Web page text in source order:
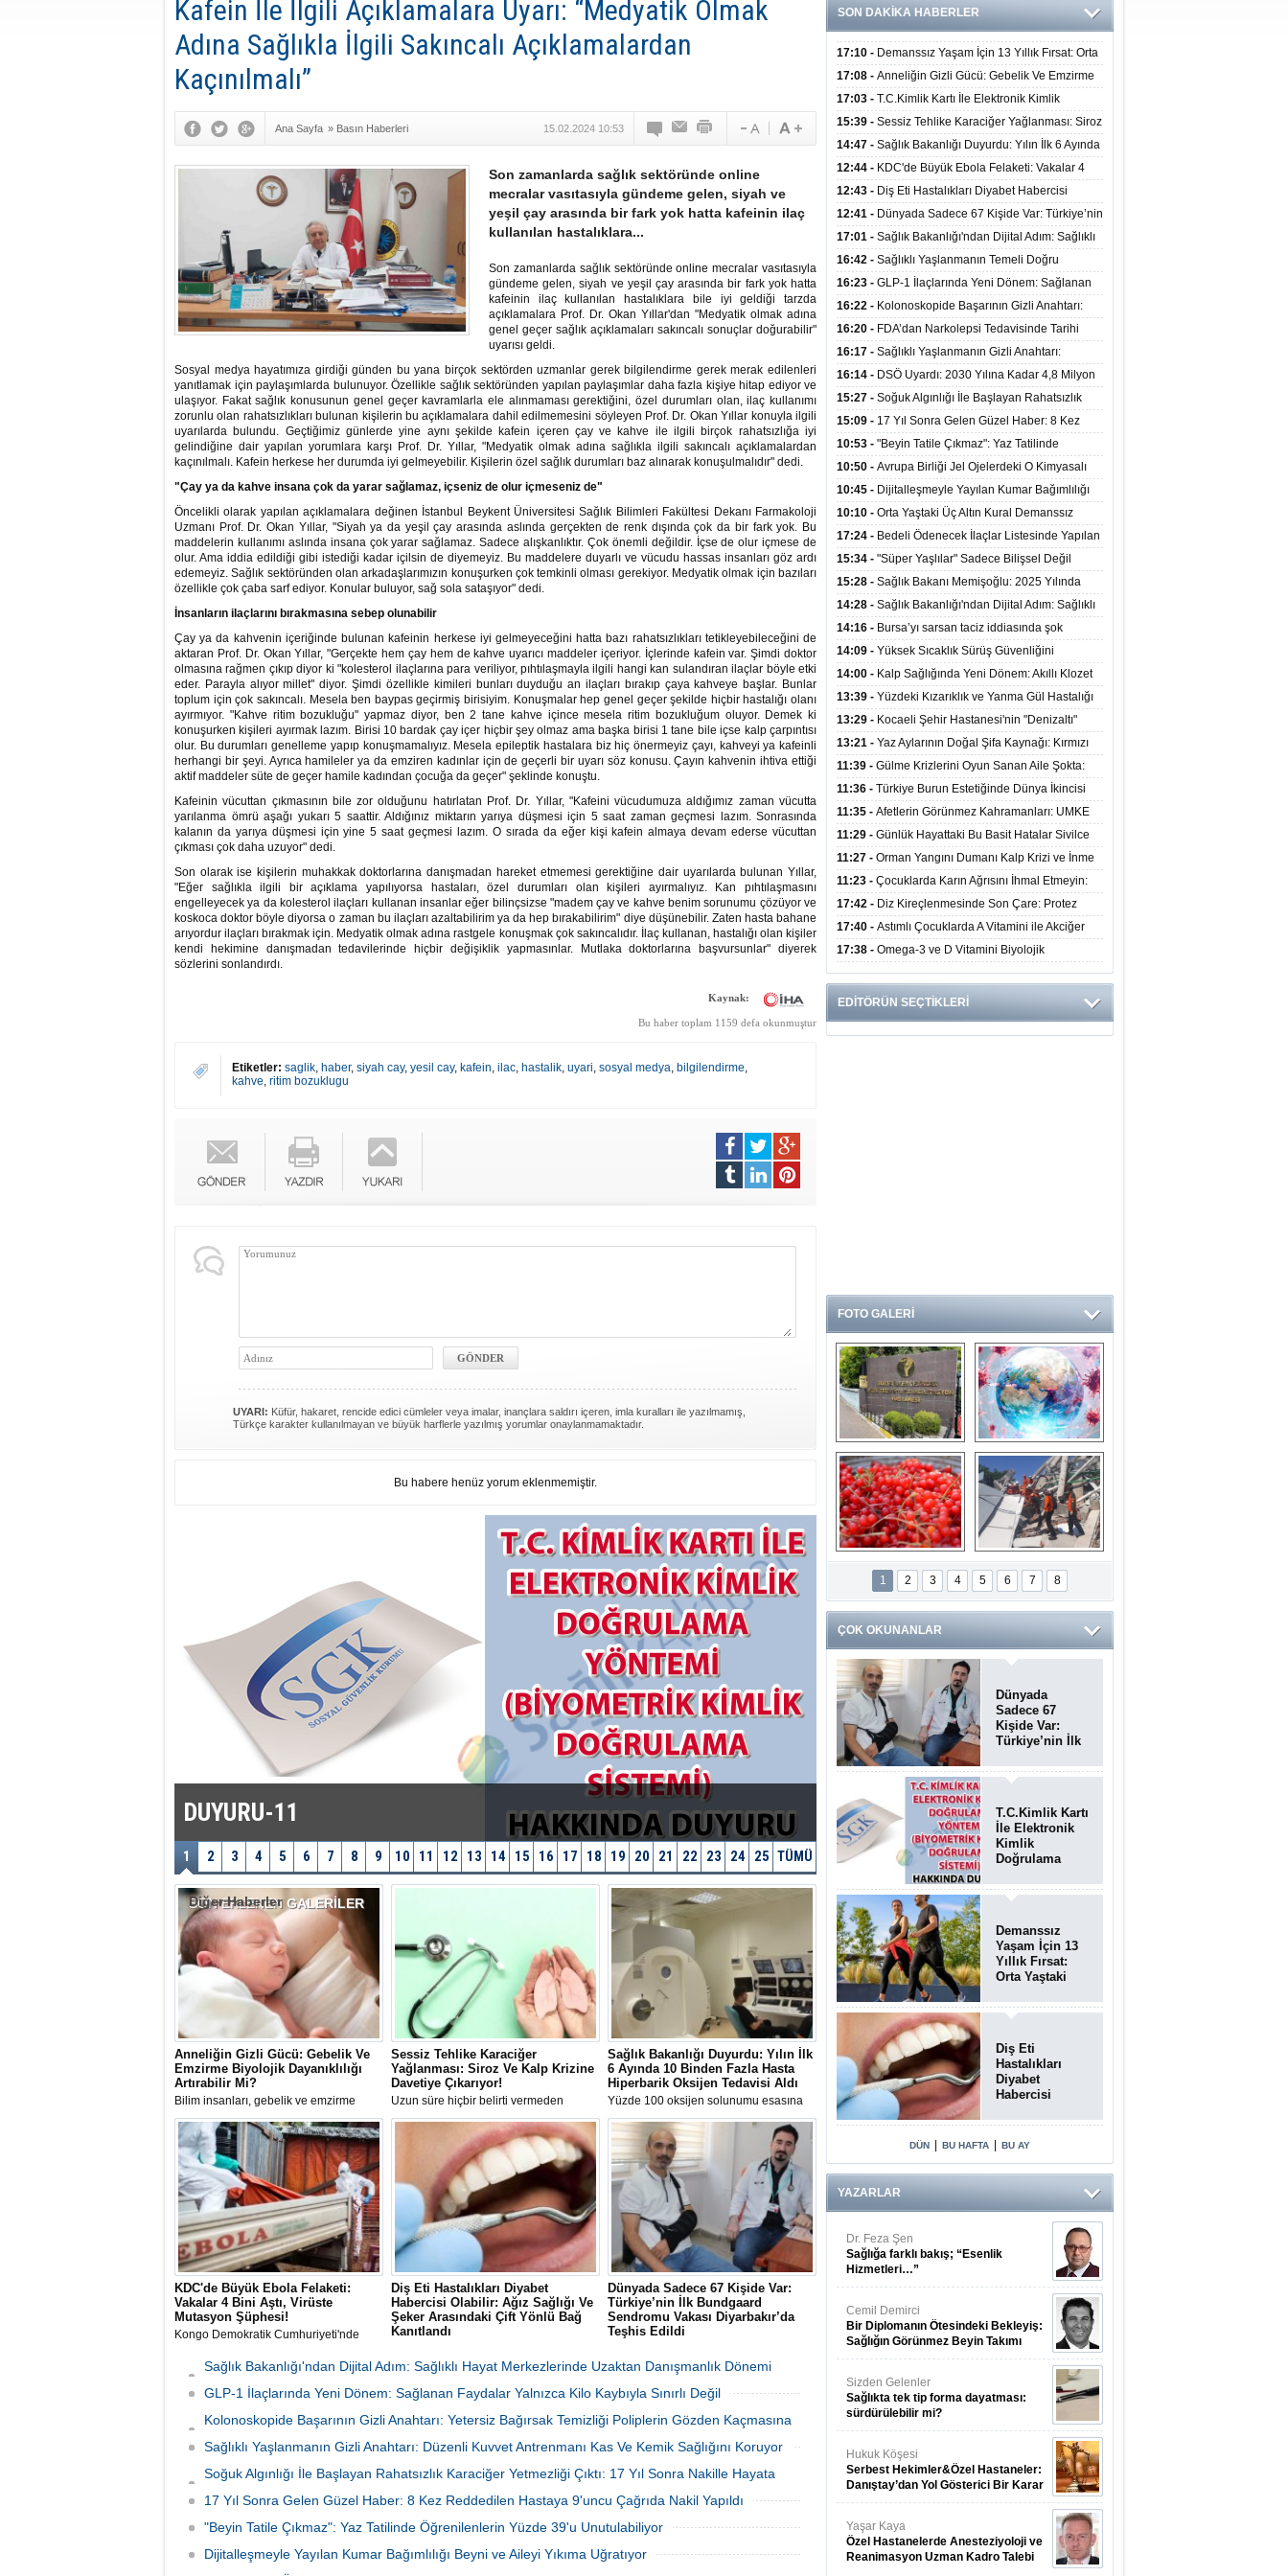
Kafein İle İlgili Açıklamalara Uyarı: “Medyatik Olmak
Adına Sağlıkla İlgili Sakıncalı Açıklamalardan
Kaçınılmalı”
Ana Sayfa » Basın Haberleri 15.02.2024 10:53
Son zamanlarda sağlık sektöründe online
mecralar vasıtasıyla gündeme gelen, siyah ve
yeşil çay arasında bir fark yok hatta kafeinin ilaç
kullanılan hastalıklara...
Son zamanlarda sağlık sektöründe online mecralar vasıtasıyla
gündeme gelen, siyah ve yeşil çay arasında bir fark yok hatta
kafeinin ilaç kullanılan hastalıklara bile iyi geldiği tarzda
açıklamalara Prof. Dr. Okan Yıllar'dan "Medyatik olmak adına
genel geçer sağlık açıklamaları sakıncalı sonuçlar doğurabilir"
uyarısı geldi.
Sosyal medya hayatımıza girdiği günden bu yana birçok sektörden uzmanlar gerek bilgilendirme gerek merak edilenleri
yanıtlamak için paylaşımlarda bulunuyor. Özellikle sağlık sektöründen yapılan paylaşımlar daha fazla kişiye hitap ediyor ve
ulaşıyor. Fakat sağlık konusunun genel geçer kavramlarla ele alınmaması gerektiğini, özel durumları olan, ilaç kullanımı
zorunlu olan rahatsızlıkları bulunan kişilerin bu açıklamalara dahil edilmemesini söyleyen Prof. Dr. Okan Yıllar konuyla ilgili
uyarılarda bulundu. Geçtiğimiz günlerde yine aynı şekilde kafein içeren çay ve kahve ile ilgili birçok rahatsızlığa iyi
gelindiğine dair yapılan yorumlara karşı Prof. Dr. Yıllar, "Medyatik olmak adına sağlıkla ilgili sakıncalı açıklamalardan
kaçınılmalı. Kafein herkese her durumda iyi gelmeyebilir. Kişilerin özel sağlık durumları baz alınarak konuşulmalıdır" dedi.
"Çay ya da kahve insana çok da yarar sağlamaz, içseniz de olur içmeseniz de"
Öncelikli olarak yapılan açıklamalara değinen İstanbul Beykent Üniversitesi Sağlık Bilimleri Fakültesi Dekanı Farmakoloji
Uzmanı Prof. Dr. Okan Yıllar, "Siyah ya da yeşil çay arasında aslında gerçekten de renk dışında çok da bir fark yok. Bu
maddelerin kullanımı aslında insana çok yarar sağlamaz. Sadece alışkanlıktır. Çok önemli değildir. İçse de olur içmese de
olur. Ama iddia edildiği gibi istediği kadar içilsin de diyemeyiz. Bu maddelere duyarlı ve vücudu hassas insanları göz ardı
edemeyiz. Sağlık sektöründen olan arkadaşlarımızın konuşurken çok temkinli olması gerekiyor. Medyatik olmak için bazıları
özellikle çok çaba sarf ediyor. Konular buluyor, sağ sola sataşıyor" dedi.
İnsanların ilaçlarını bırakmasına sebep olunabilir
Çay ya da kahvenin içeriğinde bulunan kafeinin herkese iyi gelmeyeceğini hatta bazı rahatsızlıkları tetikleyebileceğini de
aktaran Prof. Dr. Okan Yıllar, "Gerçekte hem çay hem de kahve uyarıcı maddeler içeriyor. İçlerinde kafein var. Şimdi doktor
olmasına rağmen çıkıp diyor ki "kolesterol ilaçlarına para veriliyor, pıhtılaşmayla ilgili hangi kan sulandıran ilaçlar böyle etki
eder. Parayla alıyor millet" diyor. Şimdi özellikle kimileri bunları duyduğu an ilaçları bırakıp çaya kahveye başlar. Bunlar
toplum için çok sakıncalı. Mesela ben baypas geçirmiş birisiyim. Konuşmalar hep genel geçer şekilde hiçbir hastalığı olanı
ayırmıyor. "Kahve ritim bozukluğu" yapmaz diyor, ben 2 tane kahve içince mesela ritim bozukluğum oluyor. Demek ki
konuşurken kişileri ayırmak lazım. Birisi 10 bardak çay içer hiçbir şey olmaz ama başka birisi 1 tane bile içse kalp çarpıntısı
olur. Bu durumları genelleme yapıp konuşmamalıyız. Mesela epileptik hastalara biz hiç önermeyiz çayı, kahveyi ya kafeinli
herhangi bir şeyi. Ayrıca hamileler ya da emziren kadınlar için de geçerli bir uyarı söz konusu. Çayın kahvenin ihtiva ettiği
aktif maddeler süte de geçer hamile kadından çocuğa da geçer" şeklinde konuştu.
Kafeinin vücuttan çıkmasının bile zor olduğunu hatırlatan Prof. Dr. Yıllar, "Kafeini vücudumuza aldığımız zaman vücutta
yarılanma ömrü aşağı yukarı 5 saattir. Aldığınız miktarın yarıya düşmesi için 5 saat zaman geçmesi lazım. Sonrasında
kalanın da yarıya düşmesi için yine 5 saat geçmesi lazım. O sırada da eğer kişi kafein almaya devam ederse vücuttan
çıkması çok daha uzuyor" dedi.
Son olarak ise kişilerin muhakkak doktorlarına danışmadan hareket etmemesi gerektiğine dair uyarılarda bulunan Yıllar,
"Eğer sağlıkla ilgili bir açıklama yapılıyorsa hastaları, özel durumları olan kişileri ayırmalıyız. Kan pıhtılaşmasını
engelleyecek ya da kolesterol ilaçları kullanan insanlar eğer bilinçsizse "madem çay ve kahve benim sorunumu çözüyor ve
koskoca doktor böyle diyorsa o zaman bu ilaçları azaltabilirim ya da hep bırakabilirim" diye düşünebilir. Zaten hasta bahane
arıyordur ilaçları bırakmak için. Medyatik olmak adına rastgele konuşmak çok sakıncalıdır. İlaç kullanan, hastalığı olan kişiler
kendi hekimine danışmadan tedavilerinde hiçbir değişiklik yapmasınlar. Mutlaka doktorlarına başvursunlar" diyerek
sözlerini sonlandırdı.
Kaynak:
Bu haber toplam 1159 defa okunmuştur
Etiketler: saglik, haber, siyah cay, yesil cay, kafein, ilac, hastalik, uyari, sosyal medya, bilgilendirme,
kahve, ritim bozuklugu
UYARI: Küfür, hakaret, rencide edici cümleler veya imalar, inançlara saldırı içeren, imla kuralları ile yazılmamış,
Türkçe karakter kullanılmayan ve büyük harflerle yazılmış yorumlar onaylanmamaktadır.
Bu habere henüz yorum eklenmemiştir.
DUYURU-11
1 2 3 4 5 6 7 8 9 10 11 12 13 14 15 16 17 18 19 20 21 22 23 24 25 TÜMÜ
SON EKLENEN GALERİLER
Diğer Haberler
Anneliğin Gizli Gücü: Gebelik Ve
Emzirme Biyolojik Dayanıklılığı
Artırabilir Mi?
Bilim insanları, gebelik ve emzirme
dönemindeki hormonal değişimlerin
kadınların uzun vadeli sağlığı ve
biyolojik dayanıklılığı üzerinde koruyucu
etkiler yaratabileceğini öne süren yeni
bir teori geliştirdi.
Sessiz Tehlike Karaciğer
Yağlanması: Siroz Ve Kalp Krizine
Davetiye Çıkarıyor!
Uzun süre hiçbir belirti vermeden
ilerleyen karaciğer yağlanmasına karşı
uyarılarda bulunan Gastroenteroloji
Uzmanı Prof. Dr. Bülent Yıldırım, hastalık
hakkındaki 10 kritik yanlışı tek tek
Sağlık Bakanlığı Duyurdu: Yılın İlk
6 Ayında 10 Binden Fazla Hasta
Hiperbarik Oksijen Tedavisi Aldı
Yüzde 100 oksijen solunumu esasına
dayanan Hiperbarik Oksijen Tedavisi
(HBOT), 2026'nın ilk altı ayında 10 bin
93 hastanın iyileşme sürecine katkı
sağladı.
KDC'de Büyük Ebola Felaketi:
Vakalar 4 Bini Aştı, Virüste
Mutasyon Şüphesi!
Kongo Demokratik Cumhuriyeti'nde
salgını yaşanıyor. Vaka sayısının 4 bini
aşması üzerine yetkililer virüsün
mutasyona uğramış olabileceğinden
planını en üst seviyeye çıkardı.
Diş Eti Hastalıkları Diyabet
Habercisi Olabilir: Ağız Sağlığı Ve
Şeker Arasındaki Çift Yönlü Bağ
Kanıtlandı
yayımlanan 300 bin kişilik dev
araştırma, şiddetli diş eti hastalığı
(periodontit) ile tip 2 diyabet arasında
bulunduğunu gözler önüne serdi.
Dünyada Sadece 67 Kişide Var:
Türkiye’nin İlk Bundgaard
Sendromu Vakası Diyarbakır’da
Teşhis Edildi
ağrısı şikayetiyle hastaneye başvuran
41 yaşındaki Şehmus Doğan’da,
dünyada son derece nadir görülen
Sağlık Bakanlığı'ndan Dijital Adım: Sağlıklı Hayat Merkezlerinde Uzaktan Danışmanlık Dönemi
Başladı
GLP-1 İlaçlarında Yeni Dönem: Sağlanan Faydalar Yalnızca Kilo Kaybıyla Sınırlı Değil
06 Ağustos 2026 Perşembe 16:23
Kolonoskopide Başarının Gizli Anahtarı: Yetersiz Bağırsak Temizliği Poliplerin Gözden Kaçmasına
Neden Oluyor
Sağlıklı Yaşlanmanın Gizli Anahtarı: Düzenli Kuvvet Antrenmanı Kas Ve Kemik Sağlığını Koruyor
06 Ağustos 2026 Perşembe 16:17
Soğuk Algınlığı İle Başlayan Rahatsızlık Karaciğer Yetmezliği Çıktı: 17 Yıl Sonra Nakille Hayata
Tutundu
17 Yıl Sonra Gelen Güzel Haber: 8 Kez Reddedilen Hastaya 9'uncu Çağrıda Nakil Yapıldı
"Beyin Tatile Çıkmaz": Yaz Tatilinde Öğrenilenlerin Yüzde 39'u Unutulabiliyor
Dijitalleşmeyle Yayılan Kumar Bağımlılığı Beyni ve Aileyi Yıkıma Uğratıyor
SON DAKİKA HABERLER
17:10 - Demanssız Yaşam İçin 13 Yıllık Fırsat: Orta
Yaştaki Yaşam Tarzı Beyin Sağlığını Belirliyor
17:08 - Anneliğin Gizli Gücü: Gebelik Ve Emzirme
Biyolojik Dayanıklılığı Artırabilir Mi?
17:03 - T.C.Kimlik Kartı İle Elektronik Kimlik
Doğrulama Yöntemi (Biyometrik Kimlik Doğrulama
Sistemi) 07.08.2026
15:39 - Sessiz Tehlike Karaciğer Yağlanması: Siroz
Ve Kalp Krizine Davetiye Çıkarıyor!
14:47 - Sağlık Bakanlığı Duyurdu: Yılın İlk 6 Ayında
10 Binden Fazla Hasta Hiperbarik Oksijen Tedavisi
Aldı
12:44 - KDC'de Büyük Ebola Felaketi: Vakalar 4
Bini Aştı, Virüste Mutasyon Şüphesi!
12:43 - Diş Eti Hastalıkları Diyabet Habercisi
Olabilir: Ağız Sağlığı Ve Şeker Arasındaki Çift Yönlü
Bağ Kanıtlandı
12:41 - Dünyada Sadece 67 Kişide Var: Türkiye’nin
İlk Bundgaard Sendromu Vakası Diyarbakır’da
Teşhis Edildi
17:01 - Sağlık Bakanlığı'ndan Dijital Adım: Sağlıklı
Hayat Merkezlerinde Uzaktan Danışmanlık Dönemi
Başladı
16:42 - Sağlıklı Yaşlanmanın Temeli Doğru
Beslenmeden Geçiyor: İleri Yaşta Hangi Besin
Öğelerine İhtiyaç Duyuluyor?
16:23 - GLP-1 İlaçlarında Yeni Dönem: Sağlanan
Faydalar Yalnızca Kilo Kaybıyla Sınırlı Değil
16:22 - Kolonoskopide Başarının Gizli Anahtarı:
Yetersiz Bağırsak Temizliği Poliplerin Gözden
Kaçmasına Neden Oluyor
16:20 - FDA’dan Narkolepsi Tedavisinde Tarihi
Onay: Oreksin Sistemini Hedefleyen İlk İlaç
Kullanıma Sunuldu
16:17 - Sağlıklı Yaşlanmanın Gizli Anahtarı:
Düzenli Kuvvet Antrenmanı Kas Ve Kemik Sağlığını
Koruyor
16:14 - DSÖ Uyardı: 2030 Yılına Kadar 4,8 Milyon
Hemşire ve Ebe Açığı Oluşabilir
15:27 - Soğuk Algınlığı İle Başlayan Rahatsızlık
Karaciğer Yetmezliği Çıktı: 17 Yıl Sonra Nakille
Hayata Tutundu
15:09 - 17 Yıl Sonra Gelen Güzel Haber: 8 Kez
Reddedilen Hastaya 9'uncu Çağrıda Nakil Yapıldı
10:53 - "Beyin Tatile Çıkmaz": Yaz Tatilinde
Öğrenilenlerin Yüzde 39'u Unutulabiliyor
10:50 - Avrupa Birliği Jel Ojelerdeki O Kimyasalı
Yasakladı: Kısırlık ve Alerji Riski Uyarısı
10:45 - Dijitalleşmeyle Yayılan Kumar Bağımlılığı
Beyni ve Aileyi Yıkıma Uğratıyor
10:10 - Orta Yaştaki Üç Altın Kural Demanssız
Yaşamı 13 Yıl Uzatabiliyor
17:24 - Bedeli Ödenecek İlaçlar Listesinde Yapılan
Düzenlemeler Hakkında Duyuru 2026/30
15:34 - "Süper Yaşlılar" Sadece Bilişsel Değil
Fiziksel Olarak da Daha Sağlıklı Yaşıyor
15:28 - Sağlık Bakanı Memişoğlu: 2025 Yılında
300 Bini Aşkın Kişiye Emzirme Eğitimi Verildi
14:28 - Sağlık Bakanlığı'ndan Dijital Adım: Sağlıklı
Hayat Merkezlerinde Uzaktan Sağlık Hizmeti
Başladı
14:16 - Bursa’yı sarsan taciz iddiasında şok
gelişme!
14:09 - Yüksek Sıcaklık Sürüş Güvenliğini
Düşürüyor: 40 Derecede Güvenli Sürüş Süresi 53
Dakikaya İniyor
14:00 - Kalp Sağlığında Yeni Dönem: Akıllı Klozet
Kapağı 30 Saniyede Ritim Bozukluğunu Tespit
Ediyor
13:39 - Yüzdeki Kızarıklık ve Yanma Gül Hastalığı
(Rozasea) Belirtisi Olabilir
13:29 - Kocaeli Şehir Hastanesi'nin "Denizaltı"
Görünümlü Ünitesi Hastalara Umut Oluyor
13:21 - Yaz Aylarının Doğal Şifa Kaynağı: Kırmızı
Meyveler Bağışıklığı ve Kalbi Koruyor
11:39 - Gülme Krizlerini Oyun Sanan Aile Şokta:
3,5 Yaşındaki Çocuk 8 Kez Felç Geçirdi
11:36 - Türkiye Burun Estetiğinde Dünya İkincisi
Oldu
11:35 - Afetlerin Görünmez Kahramanları: UMKE
Dev Kadrosuyla Görev Başında
11:29 - Günlük Hayattaki Bu Basit Hatalar Sivilce
Oluşumunu Tetikliyor
11:27 - Orman Yangını Dumanı Kalp Krizi ve İnme
Riskini Artırıyor
11:23 - Çocuklarda Karın Ağrısını İhmal Etmeyin:
Apandisit Habercisi Olabilir
17:42 - Diz Kireçlenmesinde Son Çare: Protez
Ameliyatı İle Yaşam Kalitesi Artıyor
17:40 - Astımlı Çocuklarda A Vitamini ile Akciğer
Hacmi Arasında Bağlantı Bulundu
17:38 - Omega-3 ve D Vitamini Biyolojik
Yaşlanmayı Yavaşlatabilir
EDİTÖRÜN SEÇTİKLERİ
FOTO GALERİ
Ve burası da bir
devlet hastanesi
14 soruda
Koronavirüs
hakkında kendinizi
test edin...
Gilaburu meyvesi
kanserden koruyor
Endonezya’daki
deprem: Ölü sayısı
bin 203'e yükseldi
1 2 3 4 5 6 7 8
ÇOK OKUNANLAR
Dünyada
Sadece 67
Kişide Var:
Türkiye’nin İlk
Sendromu
Vakası
Teşhis Edildi
T.C.Kimlik Kartı
İle Elektronik
Kimlik
Doğrulama
(Biyometrik
Kimlik
Sistemi)
07.08.2026
Demanssız
Yaşam İçin 13
Yıllık Fırsat:
Orta Yaştaki
Beyin Sağlığını
Belirliyor
Diş Eti
Hastalıkları
Diyabet
Habercisi
Sağlığı Ve
Şeker
Yönlü Bağ
DÜN BU HAFTA BU AY
YAZARLAR
Dr. Feza Şen
Sağlığa farklı bakış; “Esenlik
Hizmetleri…”
Cemil Demirci
Bir Diplomanın Ötesindeki Bekleyiş:
Sağlığın Görünmez Beyin Takımı
Sizden Gelenler
Sağlıkta tek tip forma dayatması:
sürdürülebilir mi?
Hukuk Köşesi
Serbest Hekimler&Özel Hastaneler:
Danıştay’dan Yol Gösterici Bir Karar
Yaşar Kaya
Özel Hastanelerde Anesteziyoloji ve
Reanimasyon Uzman Kadro Talebi